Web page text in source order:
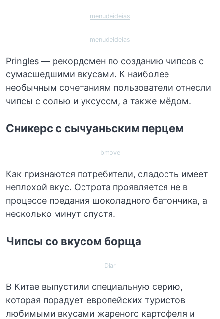
menudeideias
menudeideias
Pringles — рекордсмен по созданию чипсов с
сумасшедшими вкусами. К наиболее
необычным сочетаниям пользователи отнесли
чипсы с солью и уксусом, а также мёдом.
Сникерс с сычуаньским перцем
bmove
Как признаются потребители, сладость имеет
неплохой вкус. Острота проявляется не в
процессе поедания шоколадного батончика, а
несколько минут спустя.
Чипсы со вкусом борща
Diar
В Китае выпустили специальную серию,
которая порадует европейских туристов
любимыми вкусами жареного картофеля и